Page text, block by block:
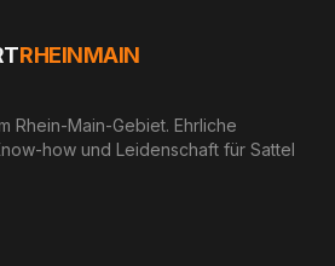
RHEINMAIN
Rhein-Main-Gebiet. Ehrliche
how und Leidenschaft für Sattel